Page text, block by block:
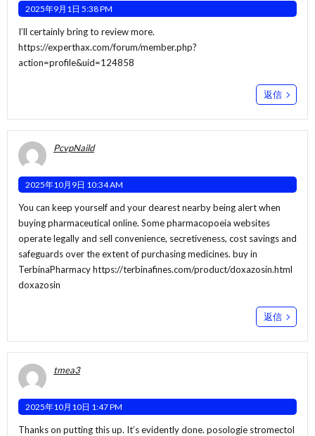
2025年9月1日 5:38 PM
I’ll certainly bring to review more.
https://experthax.com/forum/member.php?
action=profile&uid=124858
返信
PcvpNaild
2025年10月9日 10:34 AM
You can keep yourself and your dearest nearby being alert when
buying pharmaceutical online. Some pharmacopoeia websites
operate legally and sell convenience, secretiveness, cost savings and
safeguards over the extent of purchasing medicines. buy in
TerbinaPharmacyhttps://terbinafines.com/product/doxazosin.html
doxazosin
返信
tmea3
2025年10月10日 1:47 PM
Thanks on putting this up. It’s evidently done. posologie stromectol